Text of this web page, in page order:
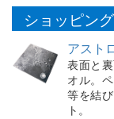
ショッピング
アスト
表面と
オル。
等を結
ト。